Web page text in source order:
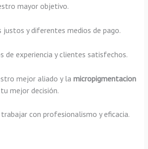
mayor objetivo.
justos y diferentes medios de pago.
de experiencia y clientes satisfechos.
mejor aliado y lamicropigmentacion
mejor decisión.
con profesionalismo y eficacia.